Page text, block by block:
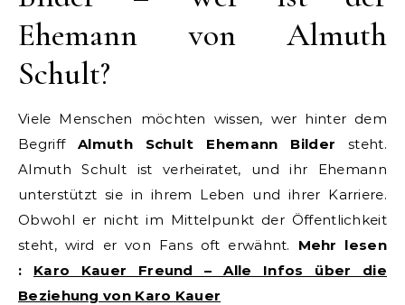
Ehemann von Almuth
Schult?
Viele Menschen möchten wissen, wer hinter dem
BegriffAlmuth Schult Ehemann Bilder steht.
Almuth Schult ist verheiratet, und ihr Ehemann
unterstützt sie in ihrem Leben und ihrer Karriere.
Obwohl er nicht im Mittelpunkt der Öffentlichkeit
steht, wird er von Fans oft erwähnt. Mehr lesen
: Karo Kauer Freund – Alle Infos über die
Beziehung von Karo Kauer